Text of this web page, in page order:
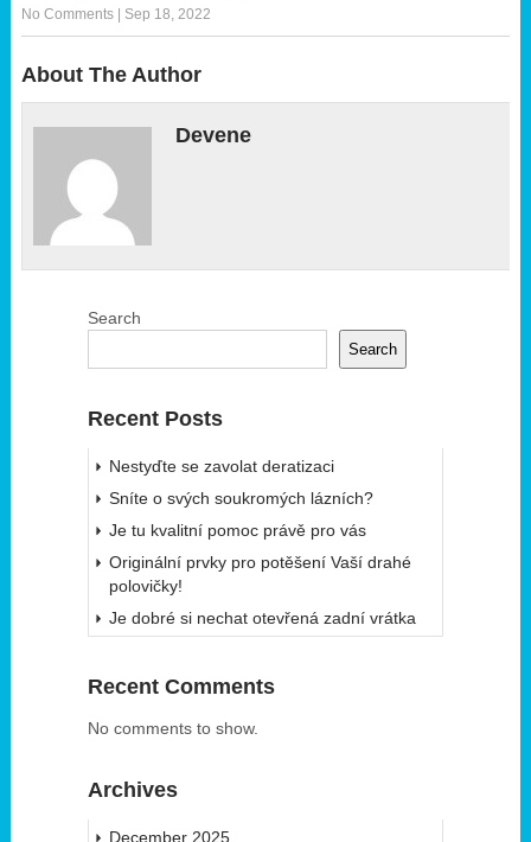
No Comments| Sep 18, 2022
About The Author
Devene
Search
Search
Recent Posts
Nestyďte se zavolat deratizaci
Sníte o svých soukromých lázních?
Je tu kvalitní pomoc právě pro vás
Originální prvky pro potěšení Vaší drahé
polovičky!
Je dobré si nechat otevřená zadní vrátka
Recent Comments
No comments to show.
Archives
December 2025